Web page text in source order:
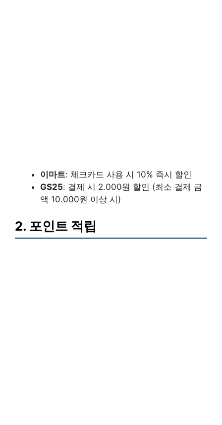
이마트: 체크카드 사용 시 10% 즉시 할인
GS25: 결제 시 2.000원 할인 (최소 결제 금
액 10.000원 이상 시)
2. 포인트 적립